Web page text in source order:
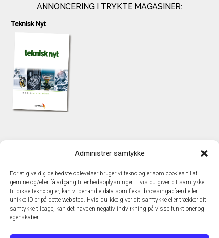
Administrer samtykke
For at give dig de bedste oplevelser bruger vi teknologier som cookies til at
gemme og/eller få adgang til enhedsoplysninger. Hvis du giver dit samtykke
til disse teknologier, kan vi behandle data som f.eks. browsingadfærd eller
unikke ID'er på dette websted. Hvis du ikke giver dit samtykke eller trækker dit
samtykke tilbage, kan det have en negativ indvirkning på visse funktioner og
egenskaber.
ANNONCERING I TRYKTE MAGASINER:
Teknisk Nyt
TechMedia A/S
DK - 2600 Glostrup
www.techmedia.dk
Telefon: +45 43 24 26 28
E-mail:info@techmedia.dk